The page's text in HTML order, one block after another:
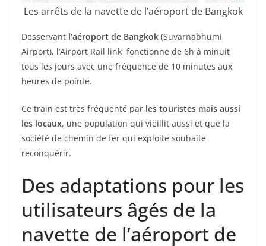
Les arrêts de la navette de l’aéroport de Bangkok
Desservant l’aéroport de Bangkok (Suvarnabhumi
Airport), l’Airport Rail link fonctionne de 6h à minuit
tous les jours avec une fréquence de 10 minutes aux
heures de pointe.
Ce train est très fréquenté par les touristes mais aussi
les locaux, une population qui vieillit aussi et que la
société de chemin de fer qui exploite souhaite
reconquérir.
Des adaptations pour les
utilisateurs âgés de la
navette de l’aéroport de